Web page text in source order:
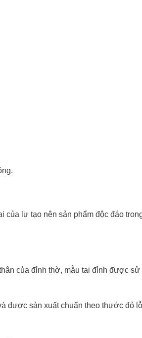
lư tạo nên sản phẩm độc đáo
của đỉnh thờ, mẫu tai đỉnh được sử
được sản xuất chuẩn theo thước đỏ